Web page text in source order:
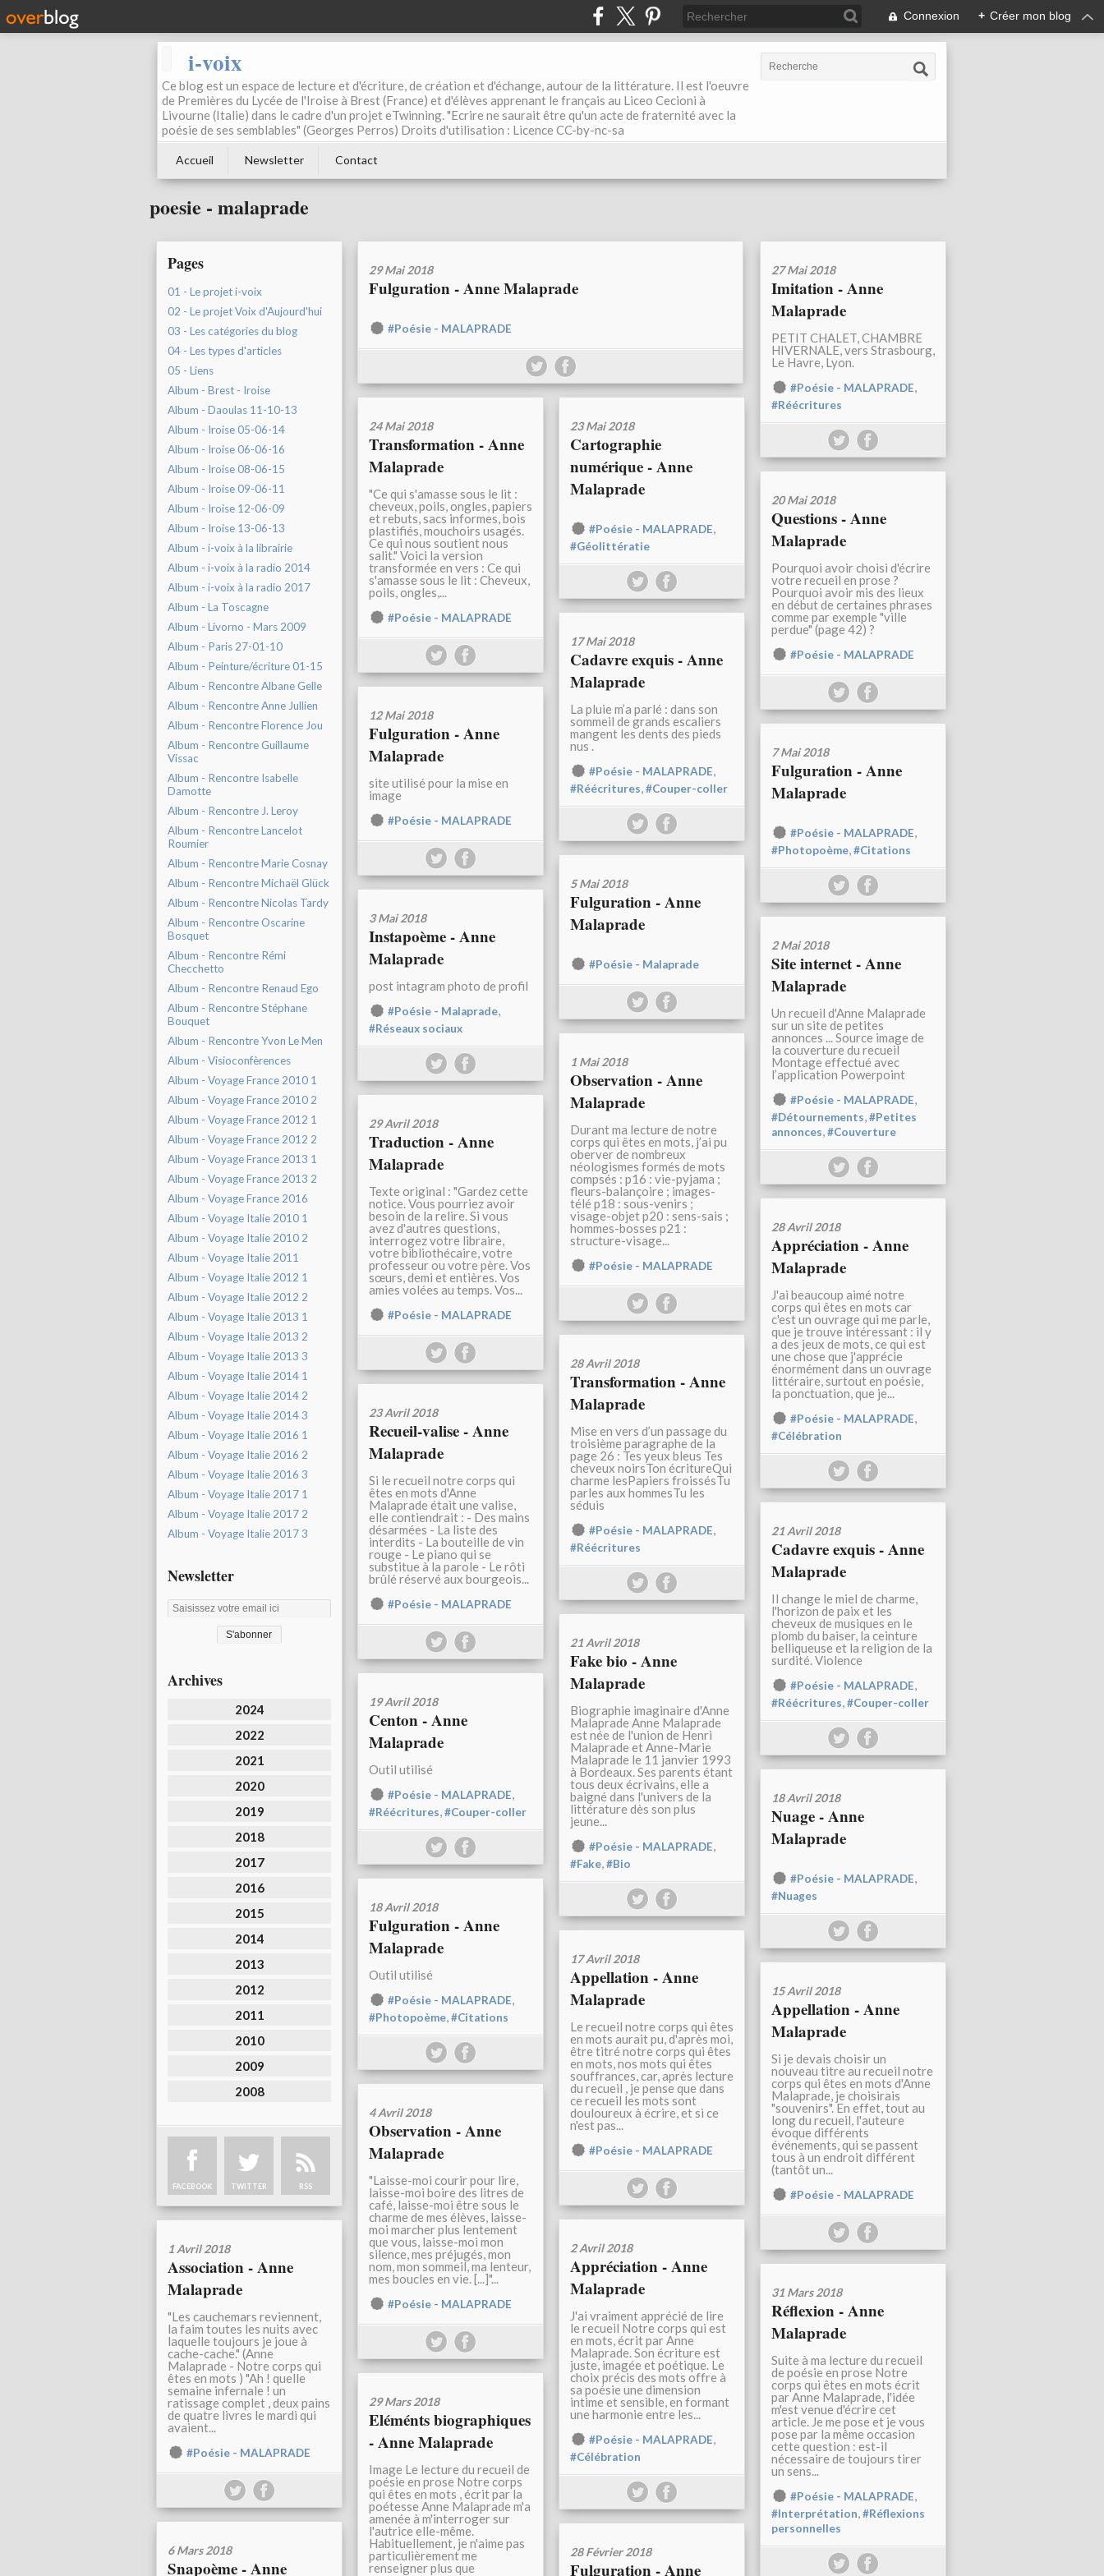
Connexion + Créer mon blog
i-voix
Ce blog est un espace de lecture et d'écriture, de création et d'échange, autour de la littérature. Il est l'oeuvre
de Premières du Lycée de l'Iroise à Brest (France) et d'élèves apprenant le français au Liceo Cecioni à
Livourne (Italie) dans le cadre d'un projet eTwinning. "Ecrire ne saurait être qu'un acte de fraternité avec la
poésie de ses semblables" (Georges Perros) Droits d'utilisation : Licence CC-by-nc-sa
Accueil Newsletter Contact
poesie - malaprade
Pages
01 - Le projet i-voix
02 - Le projet Voix d'Aujourd'hui
03 - Les catégories du blog
04 - Les types d'articles
05 - Liens
Album - Brest - Iroise
Album - Daoulas 11-10-13
Album - Iroise 05-06-14
Album - Iroise 06-06-16
Album - Iroise 08-06-15
Album - Iroise 09-06-11
Album - Iroise 12-06-09
Album - Iroise 13-06-13
Album - i-voix à la librairie
Album - i-voix à la radio 2014
Album - i-voix à la radio 2017
Album - La Toscagne
Album - Livorno - Mars 2009
Album - Paris 27-01-10
Album - Peinture/écriture 01-15
Album - Rencontre Albane Gelle
Album - Rencontre Anne Jullien
Album - Rencontre Florence Jou
Album - Rencontre Guillaume
Vissac
Album - Rencontre Isabelle
Damotte
Album - Rencontre J. Leroy
Album - Rencontre Lancelot
Roumier
Album - Rencontre Marie Cosnay
Album - Rencontre Michaël Glück
Album - Rencontre Nicolas Tardy
Album - Rencontre Oscarine
Bosquet
Album - Rencontre Rémi
Checchetto
Album - Rencontre Renaud Ego
Album - Rencontre Stéphane
Bouquet
Album - Rencontre Yvon Le Men
Album - Visioconfèrences
Album - Voyage France 2010 1
Album - Voyage France 2010 2
Album - Voyage France 2012 1
Album - Voyage France 2012 2
Album - Voyage France 2013 1
Album - Voyage France 2013 2
Album - Voyage France 2016
Album - Voyage Italie 2010 1
Album - Voyage Italie 2010 2
Album - Voyage Italie 2011
Album - Voyage Italie 2012 1
Album - Voyage Italie 2012 2
Album - Voyage Italie 2013 1
Album - Voyage Italie 2013 2
Album - Voyage Italie 2013 3
Album - Voyage Italie 2014 1
Album - Voyage Italie 2014 2
Album - Voyage Italie 2014 3
Album - Voyage Italie 2016 1
Album - Voyage Italie 2016 2
Album - Voyage Italie 2016 3
Album - Voyage Italie 2017 1
Album - Voyage Italie 2017 2
Album - Voyage Italie 2017 3
Newsletter
Archives
2024
2022
2021
2020
2019
2018
2017
2016
2015
2014
2013
2012
2011
2010
2009
2008
FACEBOOK TWITTER RSS
29 Mai 2018
Fulguration - Anne Malaprade
#Poésie - MALAPRADE
27 Mai 2018
Imitation - Anne
Malaprade
PETIT CHALET, CHAMBRE
HIVERNALE, vers Strasbourg,
Le Havre, Lyon.
#Poésie - MALAPRADE,
#Réécritures
24 Mai 2018
Transformation - Anne
Malaprade
"Ce qui s'amasse sous le lit :
cheveux, poils, ongles, papiers
et rebuts, sacs informes, bois
plastifiés, mouchoirs usagés.
Ce qui nous soutient nous
salit." Voici la version
transformée en vers : Ce qui
s'amasse sous le lit : Cheveux,
poils, ongles,...
#Poésie - MALAPRADE
23 Mai 2018
Cartographie
numérique - Anne
Malaprade
#Poésie - MALAPRADE,
#Géolittératie
20 Mai 2018
Questions - Anne
Malaprade
Pourquoi avoir choisi d'écrire
votre recueil en prose ?
Pourquoi avoir mis des lieux
en début de certaines phrases
comme par exemple "ville
perdue" (page 42) ?
#Poésie - MALAPRADE
17 Mai 2018
Cadavre exquis - Anne
Malaprade
La pluie m’a parlé : dans son
sommeil de grands escaliers
mangent les dents des pieds
nus .
#Poésie - MALAPRADE,
#Réécritures,#Couper-coller
12 Mai 2018
Fulguration - Anne
Malaprade
site utilisé pour la mise en
image
#Poésie - MALAPRADE
7 Mai 2018
Fulguration - Anne
Malaprade
#Poésie - MALAPRADE,
#Photopoème,#Citations
5 Mai 2018
Fulguration - Anne
Malaprade
#Poésie - Malaprade
3 Mai 2018
Instapoème - Anne
Malaprade
post intagram photo de profil
#Poésie - Malaprade,
#Réseaux sociaux
2 Mai 2018
Site internet - Anne
Malaprade
Un recueil d'Anne Malaprade
sur un site de petites
annonces ... Source image de
la couverture du recueil
Montage effectué avec
l’application Powerpoint
#Poésie - MALAPRADE,
#Détournements,#Petites
annonces,#Couverture
1 Mai 2018
Observation - Anne
Malaprade
Durant ma lecture de notre
corps qui êtes en mots, j’ai pu
oberver de nombreux
néologismes formés de mots
compsés : p16 : vie-pyjama ;
fleurs-balançoire ; images-
télé p18 : sous-venirs ;
visage-objet p20 : sens-sais ;
hommes-bosses p21 :
structure-visage...
#Poésie - MALAPRADE
29 Avril 2018
Traduction - Anne
Malaprade
Texte original : "Gardez cette
notice. Vous pourriez avoir
besoin de la relire. Si vous
avez d'autres questions,
interrogez votre libraire,
votre bibliothécaire, votre
professeur ou votre père. Vos
sœurs, demi et entières. Vos
amies volées au temps. Vos...
#Poésie - MALAPRADE
28 Avril 2018
Appréciation - Anne
Malaprade
J'ai beaucoup aimé notre
corps qui êtes en mots car
c'est un ouvrage qui me parle,
que je trouve intéressant : il y
a des jeux de mots, ce qui est
une chose que j'apprécie
énormément dans un ouvrage
littéraire, surtout en poésie,
la ponctuation, que je...
#Poésie - MALAPRADE,
#Célébration
28 Avril 2018
Transformation - Anne
Malaprade
Mise en vers d’un passage du
troisième paragraphe de la
page 26 : Tes yeux bleus Tes
cheveux noirsTon écritureQui
charme lesPapiers froissésTu
parles aux hommesTu les
séduis
#Poésie - MALAPRADE,
#Réécritures
23 Avril 2018
Recueil-valise - Anne
Malaprade
Si le recueil notre corps qui
êtes en mots d'Anne
Malaprade était une valise,
elle contiendrait : - Des mains
désarmées - La liste des
interdits - La bouteille de vin
rouge - Le piano qui se
substitue à la parole - Le rôti
brûlé réservé aux bourgeois...
#Poésie - MALAPRADE
21 Avril 2018
Cadavre exquis - Anne
Malaprade
Il change le miel de charme,
l'horizon de paix et les
cheveux de musiques en le
plomb du baiser, la ceinture
belliqueuse et la religion de la
surdité. Violence
#Poésie - MALAPRADE,
#Réécritures,#Couper-coller
21 Avril 2018
Fake bio - Anne
Malaprade
Biographie imaginaire d'Anne
Malaprade Anne Malaprade
est née de l'union de Henri
Malaprade et Anne-Marie
Malaprade le 11 janvier 1993
à Bordeaux. Ses parents étant
tous deux écrivains, elle a
baigné dans l'univers de la
littérature dès son plus
jeune...
#Poésie - MALAPRADE,
#Fake,#Bio
19 Avril 2018
Centon - Anne
Malaprade
Outil utilisé
#Poésie - MALAPRADE,
#Réécritures,#Couper-coller
18 Avril 2018
Nuage - Anne
Malaprade
#Poésie - MALAPRADE,
#Nuages
18 Avril 2018
Fulguration - Anne
Malaprade
Outil utilisé
#Poésie - MALAPRADE,
#Photopoème,#Citations
17 Avril 2018
Appellation - Anne
Malaprade
Le recueil notre corps qui êtes
en mots aurait pu, d'après moi,
être titré notre corps qui êtes
en mots, nos mots qui êtes
souffrances, car, après lecture
du recueil , je pense que dans
ce recueil les mots sont
douloureux à écrire, et si ce
n'est pas...
#Poésie - MALAPRADE
15 Avril 2018
Appellation - Anne
Malaprade
Si je devais choisir un
nouveau titre au recueil notre
corps qui êtes en mots d'Anne
Malaprade, je choisirais
"souvenirs". En effet, tout au
long du recueil, l'auteure
évoque différents
événements, qui se passent
tous à un endroit différent
(tantôt un...
#Poésie - MALAPRADE
4 Avril 2018
Observation - Anne
Malaprade
"Laisse-moi courir pour lire,
laisse-moi boire des litres de
café, laisse-moi être sous le
charme de mes élèves, laisse-
moi marcher plus lentement
que vous, laisse-moi mon
silence, mes préjugés, mon
nom, mon sommeil, ma lenteur,
mes boucles en vie. [...]"...
#Poésie - MALAPRADE
2 Avril 2018
Appréciation - Anne
Malaprade
J'ai vraiment apprécié de lire
le recueil Notre corps qui est
en mots, écrit par Anne
Malaprade. Son écriture est
juste, imagée et poétique. Le
choix précis des mots offre à
sa poésie une dimension
intime et sensible, en formant
une harmonie entre les...
#Poésie - MALAPRADE,
#Célébration
1 Avril 2018
Association - Anne
Malaprade
"Les cauchemars reviennent,
la faim toutes les nuits avec
laquelle toujours je joue à
cache-cache." (Anne
Malaprade - Notre corps qui
êtes en mots ) "Ah ! quelle
semaine infernale ! un
ratissage complet , deux pains
de quatre livres le mardi qui
avaient...
#Poésie - MALAPRADE
31 Mars 2018
Réflexion - Anne
Malaprade
Suite à ma lecture du recueil
de poésie en prose Notre
corps qui êtes en mots écrit
par Anne Malaprade, l'idée
m'est venue d'écrire cet
article. Je me pose et je vous
pose par la même occasion
cette question : est-il
nécessaire de toujours tirer
un sens...
#Poésie - MALAPRADE,
#Interprétation,#Réflexions
personnelles
29 Mars 2018
Eléménts biographiques
- Anne Malaprade
Image Le lecture du recueil de
poésie en prose Notre corps
qui êtes en mots , écrit par la
poétesse Anne Malaprade m'a
amenée à m'interroger sur
l'autrice elle-même.
Habituellement, je n'aime pas
particulièrement me
renseigner plus que
6 Mars 2018
Snapoème - Anne
28 Février 2018
Fulguration - Anne